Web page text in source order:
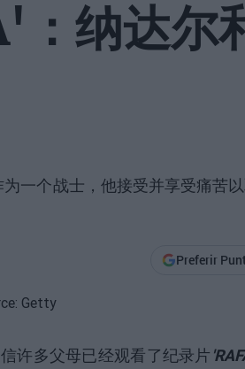
纳达尔
一个战士，他接受并享受痛苦
Preferir
许多父母已经观看了纪录片